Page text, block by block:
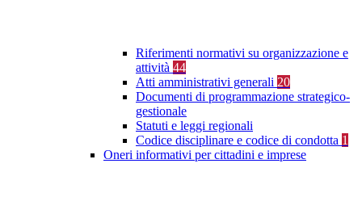
Riferimenti normativi su organizzazione e
attività 44
Atti amministrativi generali 20
Documenti di programmazione strategico-
gestionale
Statuti e leggi regionali
Codice disciplinare e codice di condotta 1
Oneri informativi per cittadini e imprese